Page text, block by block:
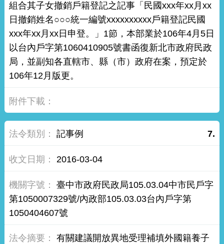
組合其子女撤銷戶籍登記之記事「民國xxx年xx月xx
日撤銷姓名○○○統一編號xxxxxxxxxx戶籍登記民國
xxx年xx月xx日申登。」1節，本部業於106年4月5日
以台內戶字第1060410905號書函復新北市政府民政
局，並副知各直轄市、縣（市）政府在案，預定於
106年12月版更。
7.
記事例
2016-03-04
臺中市政府民政局105.03.04中市民戶字
第1050007329號/內政部105.03.03台內戶字第
1050404607號
有關建議開放異地受理補填外國籍養子